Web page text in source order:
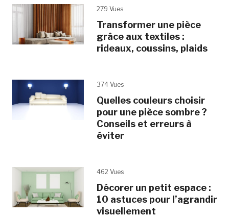
279 Vues
Transformer une pièce
grâce aux textiles :
rideaux, coussins, plaids
374 Vues
Quelles couleurs choisir
pour une pièce sombre ?
Conseils et erreurs à
éviter
462 Vues
Décorer un petit espace :
10 astuces pour l’agrandir
visuellement